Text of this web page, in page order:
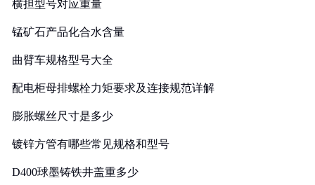
横担型号对应重量
锰矿石产品化合水含量
曲臂车规格型号大全
配电柜母排螺栓力矩要求及连接规范详解
膨胀螺丝尺寸是多少
镀锌方管有哪些常见规格和型号
D400球墨铸铁井盖重多少